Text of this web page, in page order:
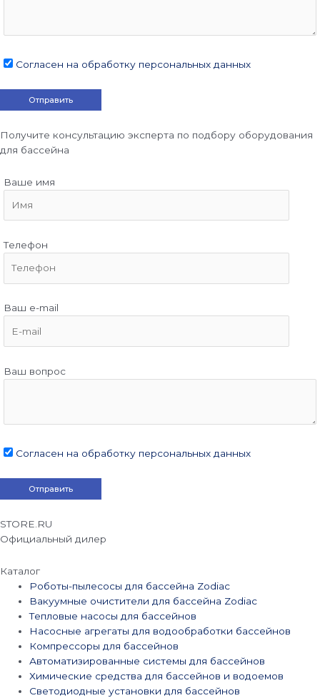
Согласен на обработку персональных данных
Получите консультацию эксперта по подбору оборудования
для бассейна
Ваше имя
Телефон
Ваш e-mail
Ваш вопрос
Согласен на обработку персональных данных
STORE.RU
Официальный дилер
Каталог
Роботы-пылесосы для бассейна Zodiac
Вакуумные очистители для бассейна Zodiac
Тепловые насосы для бассейнов
Насосные агрегаты для водообработки бассейнов
Компрессоры для бассейнов
Автоматизированные системы для бассейнов
Химические средства для бассейнов и водоемов
Светодиодные установки для бассейнов